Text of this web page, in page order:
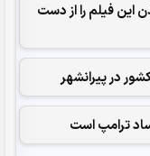
این فیلم را از دست
در پیرانشهر
ترامپ است